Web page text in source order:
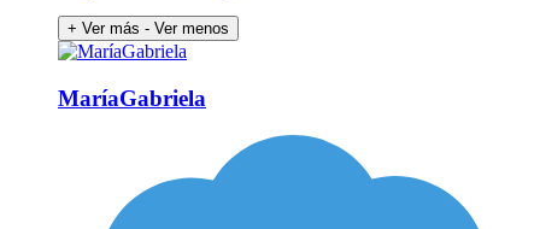
+ Ver más - Ver menos
MaríaGabriela